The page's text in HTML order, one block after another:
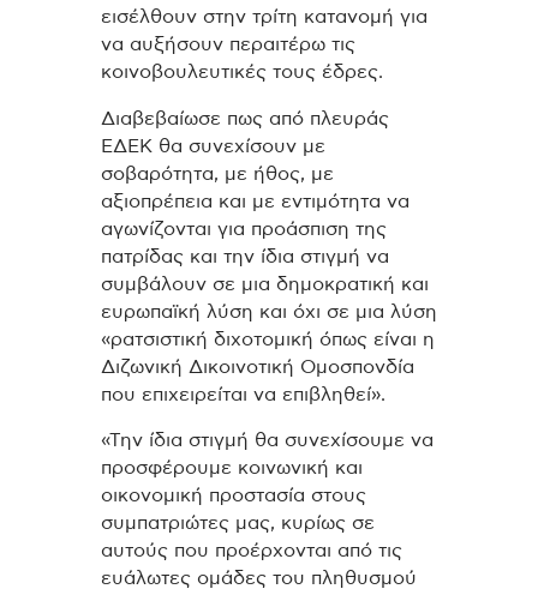
εισέλθουν στην τρίτη κατανομή για
να αυξήσουν περαιτέρω τις
κοινοβουλευτικές τους έδρες.
Διαβεβαίωσε πως από πλευράς
ΕΔΕΚ θα συνεχίσουν με
σοβαρότητα, με ήθος, με
αξιοπρέπεια και με εντιμότητα να
αγωνίζονται για προάσπιση της
πατρίδας και την ίδια στιγμή να
συμβάλουν σε μια δημοκρατική και
ευρωπαϊκή λύση και όχι σε μια λύση
«ρατσιστική διχοτομική όπως είναι η
Διζωνική Δικοινοτική Ομοσπονδία
που επιχειρείται να επιβληθεί».
«Την ίδια στιγμή θα συνεχίσουμε να
προσφέρουμε κοινωνική και
οικονομική προστασία στους
συμπατριώτες μας, κυρίως σε
αυτούς που προέρχονται από τις
ευάλωτες ομάδες του πληθυσμού